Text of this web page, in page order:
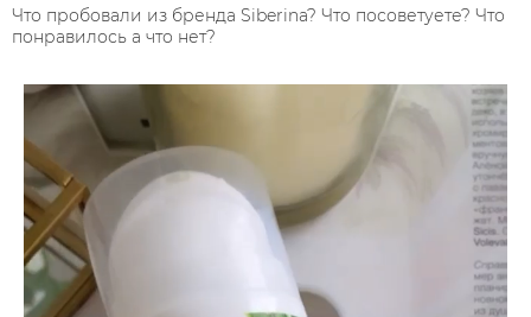
Что пробовали из бренда Siberina? Что посоветуете? Что
понравилось а что нет?